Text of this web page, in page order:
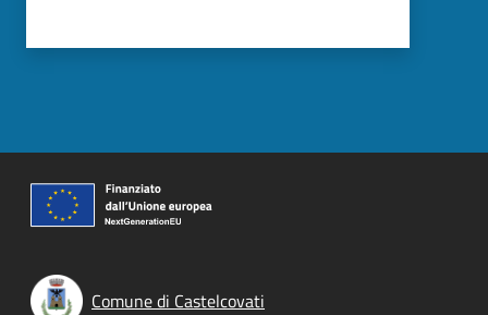
Comune di Castelcovati